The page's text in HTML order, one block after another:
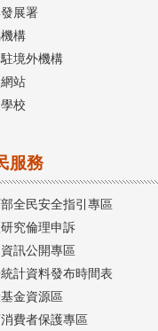
展署
構
境外機構
站
校
服務
全民安全指引專區
研究倫理申訴
訊公開專區
計資料發布時間表
金資源區
費者保護專區